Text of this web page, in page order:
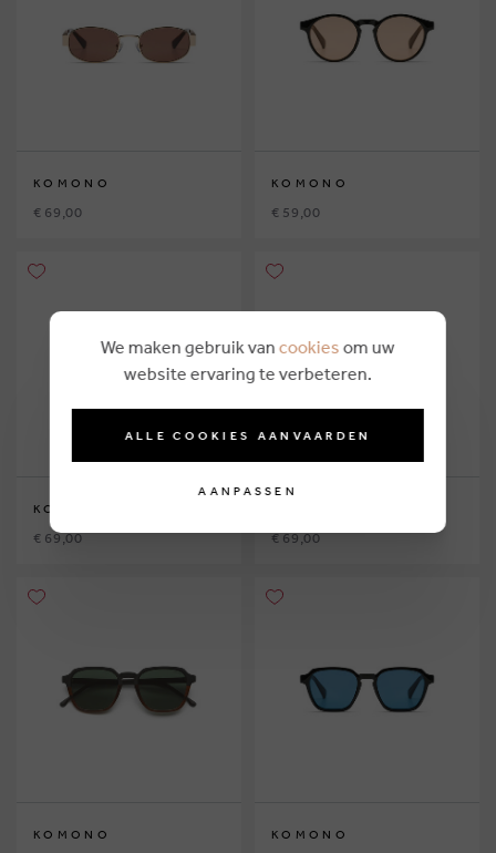
KOMONO
€ 69,00
KOMONO
€ 59,00
KOMONO
€ 69,00 € 69,00
KOMONO KOMONO
We maken gebruik van cookies om uw
website ervaring te verbeteren.
ALLE COOKIES AANVAARDEN
AANPASSEN